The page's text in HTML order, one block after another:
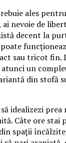
ales
nevoie de
decent la
sau tricot fin.
un
din stofă
idealizezi
Câte ore stai
spații